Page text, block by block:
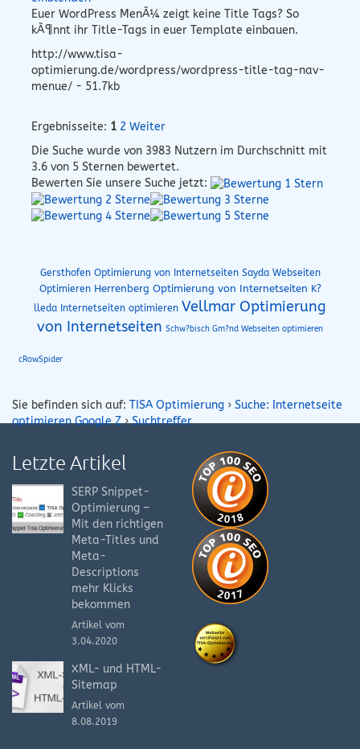
Euer WordPress MenÃ¼ zeigt keine Title Tags? So
kÃ¶nnt ihr Title-Tags in euer Template einbauen.
http://www.tisa-
optimierung.de/wordpress/wordpress-title-tag-nav-
menue/ - 51.7kb
Ergebnisseite: 1 2 Weiter
Die Suche wurde von 3983 Nutzern im Durchschnitt mit
3.6 von 5 Sternen bewertet.
Bewerten Sie unsere Suche jetzt:
Gersthofen Optimierung von Internetseiten Sayda Webseiten
Optimieren Herrenberg Optimierung von Internetseiten K?
lleda Internetseiten optimieren Vellmar Optimierung
von Internetseiten Schw?bisch Gm?nd Webseiten optimieren
cRowSpider
Sie befinden sich auf: TISA Optimierung › Suche: Internetseite
optimieren Google Z›Suchtreffer
Letzte Artikel
SERP Snippet-
Optimierung –
Mit den richtigen
Meta-Titles und
Meta-
Descriptions
mehr Klicks
bekommen
Artikel vom
3.04.2020
XML- und HTML-
Sitemap
Artikel vom
8.08.2019